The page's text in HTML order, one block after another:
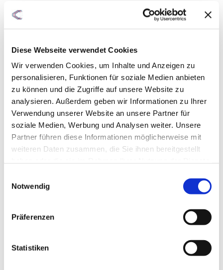
Diese Webseite verwendet Cookies
Wir verwenden Cookies, um Inhalte und Anzeigen zu
personalisieren, Funktionen für soziale Medien anbieten
zu können und die Zugriffe auf unsere Website zu
analysieren. Außerdem geben wir Informationen zu Ihrer
Verwendung unserer Website an unsere Partner für
soziale Medien, Werbung und Analysen weiter. Unsere
Partner führen diese Informationen möglicherweise mit
weiteren Daten zusammen, die Sie ihnen bereitgestellt
mehr
darüber, wer wir sind, wie Sie uns kontaktieren können
und wie wir personenbezogene Daten verarbeiten.
Notwendig
Präferenzen
Statistiken